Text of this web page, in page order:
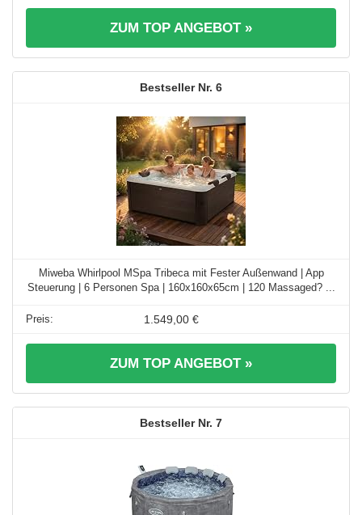
ZUM TOP ANGEBOT »
6
Miweba Whirlpool MSpa Tribeca mit Fester Außenwand | App
Steuerung | 6 Personen Spa | 160x160x65cm | 120 Massaged? ...
1.549,00 €
ZUM TOP ANGEBOT »
7